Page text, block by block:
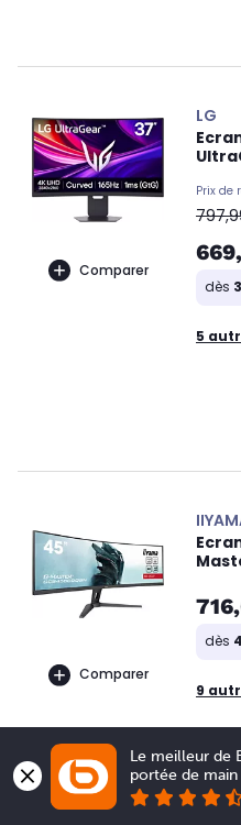
Comparer
LG
Prix de
dès
5
Comparer
dès
9
Le meilleur de
portée de main